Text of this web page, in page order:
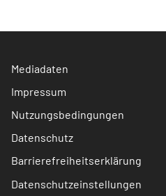
Mediadaten
Impressum
Nutzungsbedingungen
Datenschutz
Barrierefreiheitserklärung
Datenschutzeinstellungen